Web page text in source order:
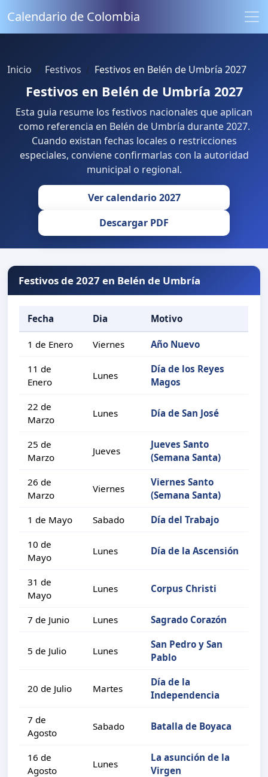
Calendario de Colombia
Inicio Festivos Festivos en Belén de Umbría 2027
Festivos en Belén de Umbría 2027
Esta guia resume los festivos nacionales que aplican
como referencia en Belén de Umbría durante 2027.
Cuando existan fechas locales o restricciones
especiales, conviene confirmarlas con la autoridad
municipal o regional.
Ver calendario 2027
Descargar PDF
Festivos de 2027 en Belén de Umbría
Fecha Dia Motivo
1 de Enero Viernes Año Nuevo
11 de
Enero
Lunes
Día de los Reyes
Magos
22 de
Marzo
Lunes Día de San José
25 de
Marzo
Jueves
Jueves Santo
(Semana Santa)
26 de
Marzo
Viernes
Viernes Santo
(Semana Santa)
1 de Mayo Sabado Día del Trabajo
10 de
Mayo
Lunes Día de la Ascensión
31 de
Mayo
Lunes Corpus Christi
7 de Junio Lunes Sagrado Corazón
5 de Julio Lunes
San Pedro y San
Pablo
20 de Julio Martes
Día de la
Independencia
7 de
Agosto
Sabado Batalla de Boyaca
16 de
Agosto
Lunes
La asunción de la
Virgen